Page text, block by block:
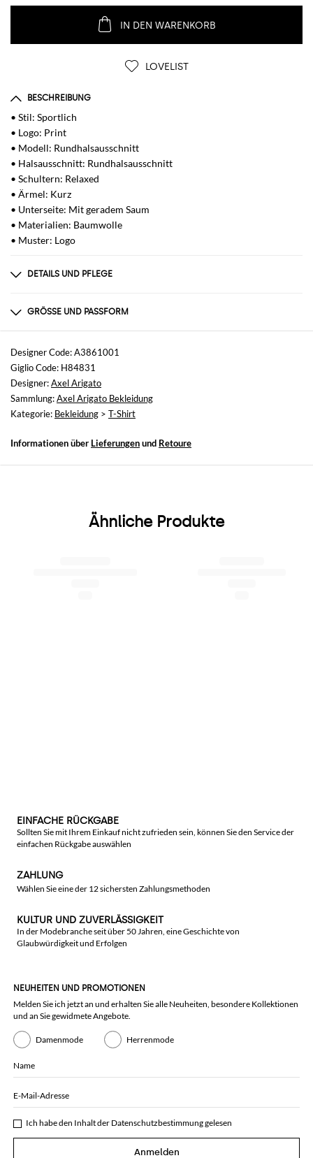
IN DEN WARENKORB
LOVELIST
BESCHREIBUNG
• Stil: Sportlich
• Logo: Print
• Modell: Rundhalsausschnitt
• Halsausschnitt: Rundhalsausschnitt
• Schultern: Relaxed
• Ärmel: Kurz
• Unterseite: Mit geradem Saum
• Materialien: Baumwolle
• Muster: Logo
DETAILS UND PFLEGE
GENERAL COTTON 85 - GENERAL FABRIC 15 -
GRÖSSE UND PASSFORM
Größen
nicht verfügbar
Größe und Passform
Relaxed-Fit
Designer Code: A3861001
Giglio Code: H84831
Designer:Axel Arigato
Sammlung:Axel Arigato Bekleidung
Kategorie: Bekleidung > T-Shirt
Informationen über Lieferungenund Retoure
Ähnliche Produkte
EINFACHE RÜCKGABE
Sollten Sie mit Ihrem Einkauf nicht zufrieden sein, können Sie den Service der
einfachen Rückgabe auswählen
ZAHLUNG
Wählen Sie eine der 12 sichersten Zahlungsmethoden
KULTUR UND ZUVERLÄSSIGKEIT
In der Modebranche seit über 50 Jahren, eine Geschichte von
Glaubwürdigkeit und Erfolgen
NEUHEITEN UND PROMOTIONEN
Melden Sie ich jetzt an und erhalten Sie alle Neuheiten, besondere Kollektionen
und an Sie gewidmete Angebote.
Damenmode Herrenmode
Name
E-Mail-Adresse
Ich habe den Inhalt der Datenschutzbestimmunggelesen
Anmelden